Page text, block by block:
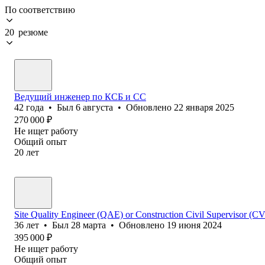
По соответствию
20 резюме
Ведущий инженер по КСБ и СС
42 года • Был 6 августа • Обновлено 22 января 2025
270 000 ₽
Не ищет работу
Общий опыт
20 лет
Site Quality Engineer (QAE) or Construction Civil Supervisor
36 лет • Был 28 марта • Обновлено 19 июня 2024
395 000 ₽
Не ищет работу
Общий опыт